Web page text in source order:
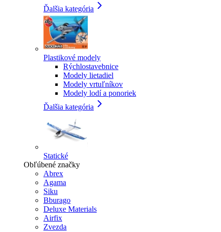
Ďalšia kategória
Plastikové modely
Rýchlostavebnice
Modely lietadiel
Modely vrtuľníkov
Modely lodí a ponoriek
Ďalšia kategória
Statické
Obľúbené značky
Abrex
Agama
Siku
Bburago
Deluxe Materials
Airfix
Zvezda